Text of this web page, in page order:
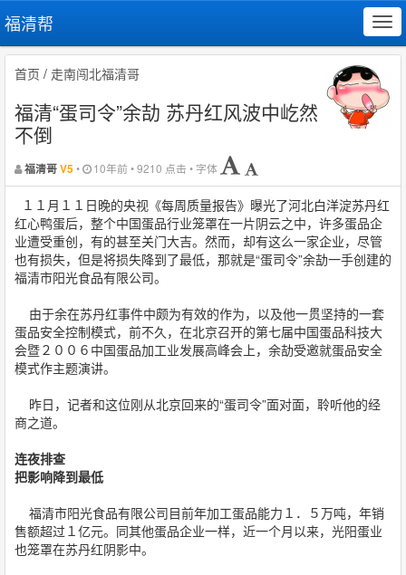
福清帮
首页 / 走南闯北福清哥
福清“蛋司令”余劼 苏丹红风波中屹然
不倒
福清哥V5 • 10年前 • 9210 点击 • 字体
１１月１１日晚的央视《每周质量报告》曝光了河北白洋淀苏丹红
红心鸭蛋后，整个中国蛋品行业笼罩在一片阴云之中，许多蛋品企
业遭受重创，有的甚至关门大吉。然而，却有这么一家企业，尽管
也有损失，但是将损失降到了最低，那就是“蛋司令”余劼一手创建的
福清市阳光食品有限公司。
由于余在苏丹红事件中颇为有效的作为，以及他一贯坚持的一套
蛋品安全控制模式，前不久，在北京召开的第七届中国蛋品科技大
会暨２００６中国蛋品加工业发展高峰会上，余劼受邀就蛋品安全
模式作主题演讲。
昨日，记者和这位刚从北京回来的“蛋司令”面对面，聆听他的经
商之道。
连夜排查
把影响降到最低
福清市阳光食品有限公司目前年加工蛋品能力１．５万吨，年销
售额超过１亿元。同其他蛋品企业一样，近一个月以来，光阳蛋业
也笼罩在苏丹红阴影中。